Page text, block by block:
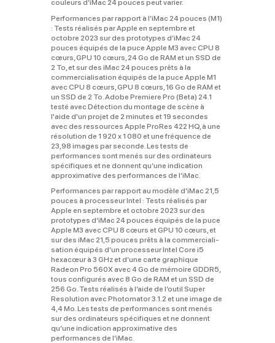
couleurs d’iMac 24 pouces peut varier.
Performances par rapport à l’iMac 24 pouces (M1)
: Tests réalisés par Apple en septembre et
octobre 2023 sur des prototypes d’iMac 24
pouces équipés de la puce Apple M3 avec CPU 8
cœurs, GPU 10 cœurs, 24 Go de RAM et un SSD de
2 To, et sur des iMac 24 pouces prêts à la
commerciali­sation équipés de la puce Apple M1
avec CPU 8 cœurs, GPU 8 cœurs, 16 Go de RAM et
un SSD de 2 To. Adobe Premiere Pro (Beta) 24.1
testé avec Détection du montage de scène à
l'aide d'un projet de 2 minutes et 19 secondes
avec des ressources Apple ProRes 422 HQ, à une
résolution de 1 920 x 1 080 et une fréquence de
23,98 images par seconde. Les tests de
performances sont menés sur des ordinateurs
spécifiques et ne donnent qu’une indication
approximative des performances de l’iMac.
Performances par rapport au modèle d’iMac 21,5
pouces à processeur Intel : Tests réalisés par
Apple en septembre et octobre 2023 sur des
prototypes d’iMac 24 pouces équipés de la puce
Apple M3 avec CPU 8 cœurs et GPU 10 cœurs, et
sur des iMac 21,5 pouces prêts à la commercia­li­
sation équipés d’un processeur Intel Core i5
hexacœur à 3 GHz et d’une carte graphique
Radeon Pro 560X avec 4 Go de mémoire GDDR5,
tous configurés avec 8 Go de RAM et un SSD de
256 Go. Tests réalisés à l’aide de l’outil Super
Resolution avec Photomator 3.1.2 et une image de
4,4 Mo. Les tests de performances sont menés
sur des ordinateurs spécifiques et ne donnent
qu’une indication approximative des
performances de l’iMac.